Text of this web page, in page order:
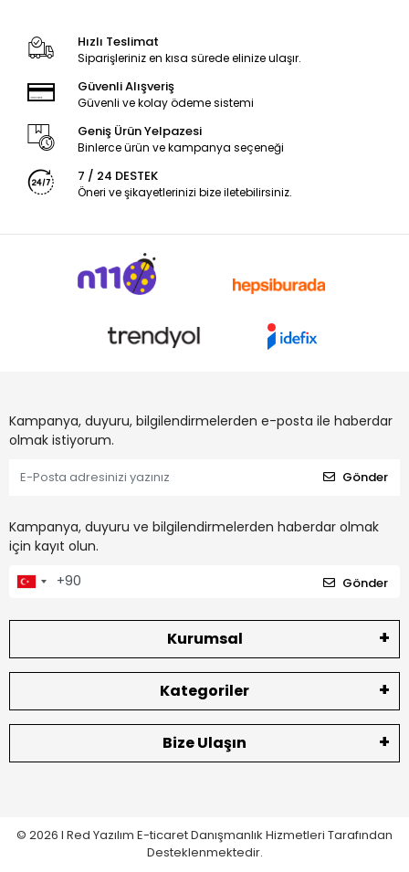
Hızlı Teslimat
Siparişleriniz en kısa sürede elinize ulaşır.
Güvenli Alışveriş
Güvenli ve kolay ödeme sistemi
Geniş Ürün Yelpazesi
Binlerce ürün ve kampanya seçeneği
7 / 24 DESTEK
Öneri ve şikayetlerinizi bize iletebilirsiniz.
Kampanya, duyuru, bilgilendirmelerden e-posta ile haberdar
olmak istiyorum.
Gönder
Kampanya, duyuru ve bilgilendirmelerden haberdar olmak
için kayıt olun.
Gönder
Kurumsal
Kategoriler
Bize Ulaşın
© 2026 I Red Yazılım E-ticaretDanışmanlık Hizmetleri Tarafından
Desteklenmektedir.